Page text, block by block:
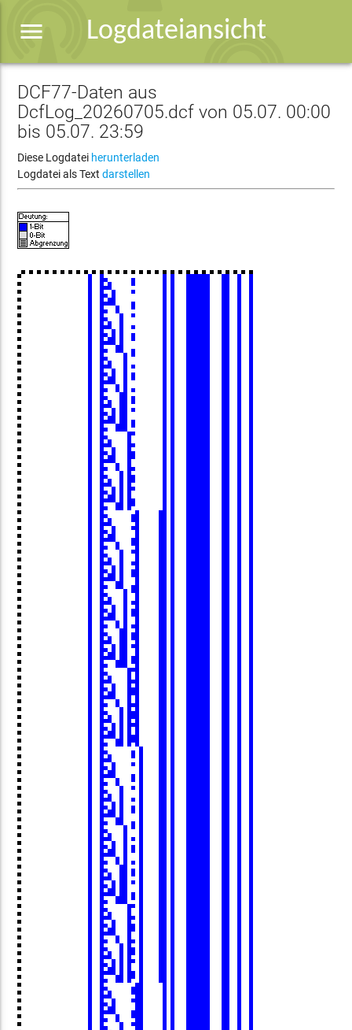
Logdateiansicht
menu
DCF77-Daten aus
DcfLog_20260705.dcf von 05.07. 00:00
bis 05.07. 23:59
Diese Logdatei herunterladen
Logdatei als Textdarstellen